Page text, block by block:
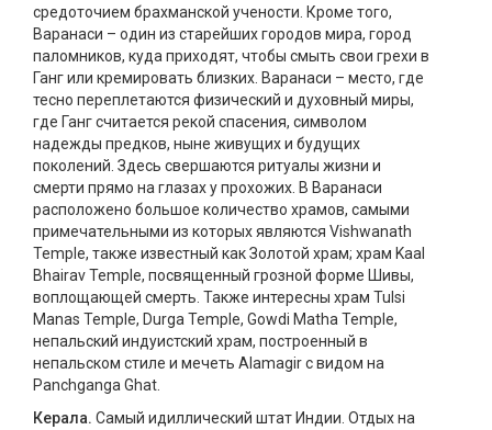
средоточием брахманской учености. Кроме того,
Варанаси – один из старейших городов мира, город
паломников, куда приходят, чтобы смыть свои грехи в
Ганг или кремировать близких. Варанаси – место, где
тесно переплетаются физический и духовный миры,
где Ганг считается рекой спасения, символом
надежды предков, ныне живущих и будущих
поколений. Здесь свершаются ритуалы жизни и
смерти прямо на глазах у прохожих. В Варанаси
расположено большое количество храмов, самыми
примечательными из которых являются Vishwanath
Temple, также известный как Золотой храм; храм Kaal
Bhairav Temple, посвященный грозной форме Шивы,
воплощающей смерть. Также интересны храм Tulsi
Manas Temple, Durga Temple, Gowdi Matha Temple,
непальский индуистский храм, построенный в
непальском стиле и мечеть Alamagir с видом на
Panchganga Ghat.
Керала. Самый идиллический штат Индии. Отдых на